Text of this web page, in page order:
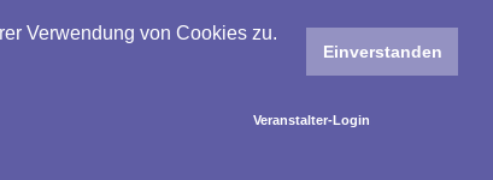
Verwendung von Cookies zu.
Einverstanden
Veranstalter-Login